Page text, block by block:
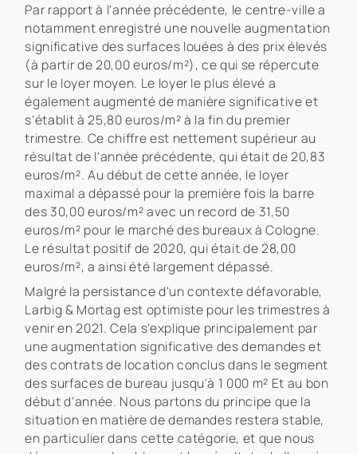
Par rapport à l'année précédente, le centre-ville a
notamment enregistré une nouvelle augmentation
significative des surfaces louées à des prix élevés
(à partir de 20,00 euros/m²), ce qui se répercute
sur le loyer moyen. Le loyer le plus élevé a
également augmenté de manière significative et
s'établit à 25,80 euros/m² à la fin du premier
trimestre. Ce chiffre est nettement supérieur au
résultat de l'année précédente, qui était de 20,83
euros/m². Au début de cette année, le loyer
maximal a dépassé pour la première fois la barre
des 30,00 euros/m² avec un record de 31,50
euros/m² pour le marché des bureaux à Cologne.
Le résultat positif de 2020, qui était de 28,00
euros/m², a ainsi été largement dépassé.
Malgré la persistance d'un contexte défavorable,
Larbig & Mortag est optimiste pour les trimestres à
venir en 2021. Cela s'explique principalement par
une augmentation significative des demandes et
des contrats de location conclus dans le segment
des surfaces de bureau jusqu'à 1 000 m² Et au bon
début d'année. Nous partons du principe que la
situation en matière de demandes restera stable,
en particulier dans cette catégorie, et que nous